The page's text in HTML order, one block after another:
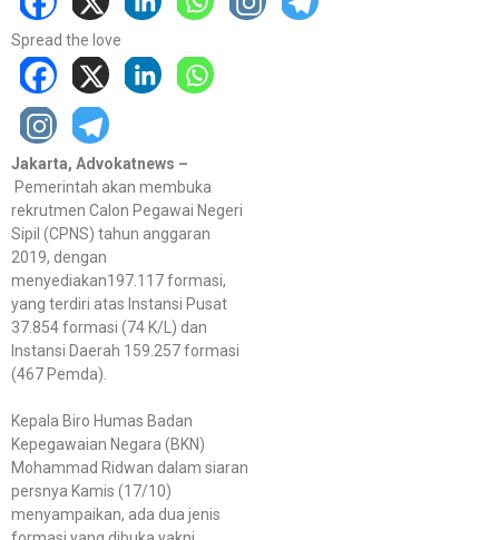
Spread the love
Jakarta, Advokatnews –
Pemerintah akan membuka
rekrutmen Calon Pegawai Negeri
Sipil (CPNS) tahun anggaran
2019, dengan
menyediakan197.117 formasi,
yang terdiri atas Instansi Pusat
37.854 formasi (74 K/L) dan
Instansi Daerah 159.257 formasi
(467 Pemda).
Kepala Biro Humas Badan
Kepegawaian Negara (BKN)
Mohammad Ridwan dalam siaran
persnya Kamis (17/10)
menyampaikan, ada dua jenis